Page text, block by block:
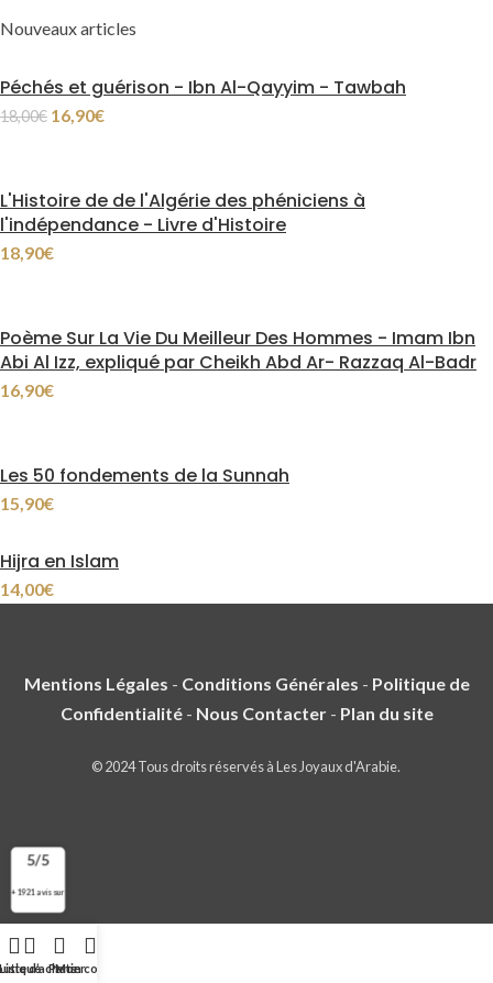
Nouveaux articles
Péchés et guérison - Ibn Al-Qayyim - Tawbah
18,00€ 16,90€
L'Histoire de de l'Algérie des phéniciens à
l'indépendance - Livre d'Histoire
18,90€
Poème Sur La Vie Du Meilleur Des Hommes - Imam Ibn
Abi Al Izz, expliqué par Cheikh Abd Ar- Razzaq Al-Badr
16,90€
Les 50 fondements de la Sunnah
15,90€
Hijra en Islam
14,00€
Mentions Légales - Conditions Générales - Politique de
Confidentialité- Nous Contacter- Plan du site
© 2024 Tous droits réservés à Les Joyaux d'Arabie.
d’achats
Panier
Mon compte
5/5
+ 1921 avis sur